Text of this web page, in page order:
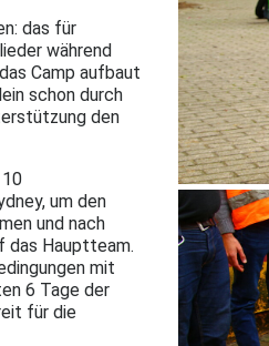
das für
während
Camp aufbaut
schon durch
den
um den
und nach
das Hauptteam.
mit
6 Tage der
für die